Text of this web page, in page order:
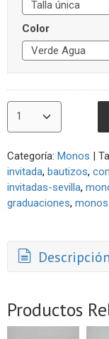
Color
Categoría: Monos |
invitada bautizos
invitadas-sevilla
graduaciones
Descripción
Productos